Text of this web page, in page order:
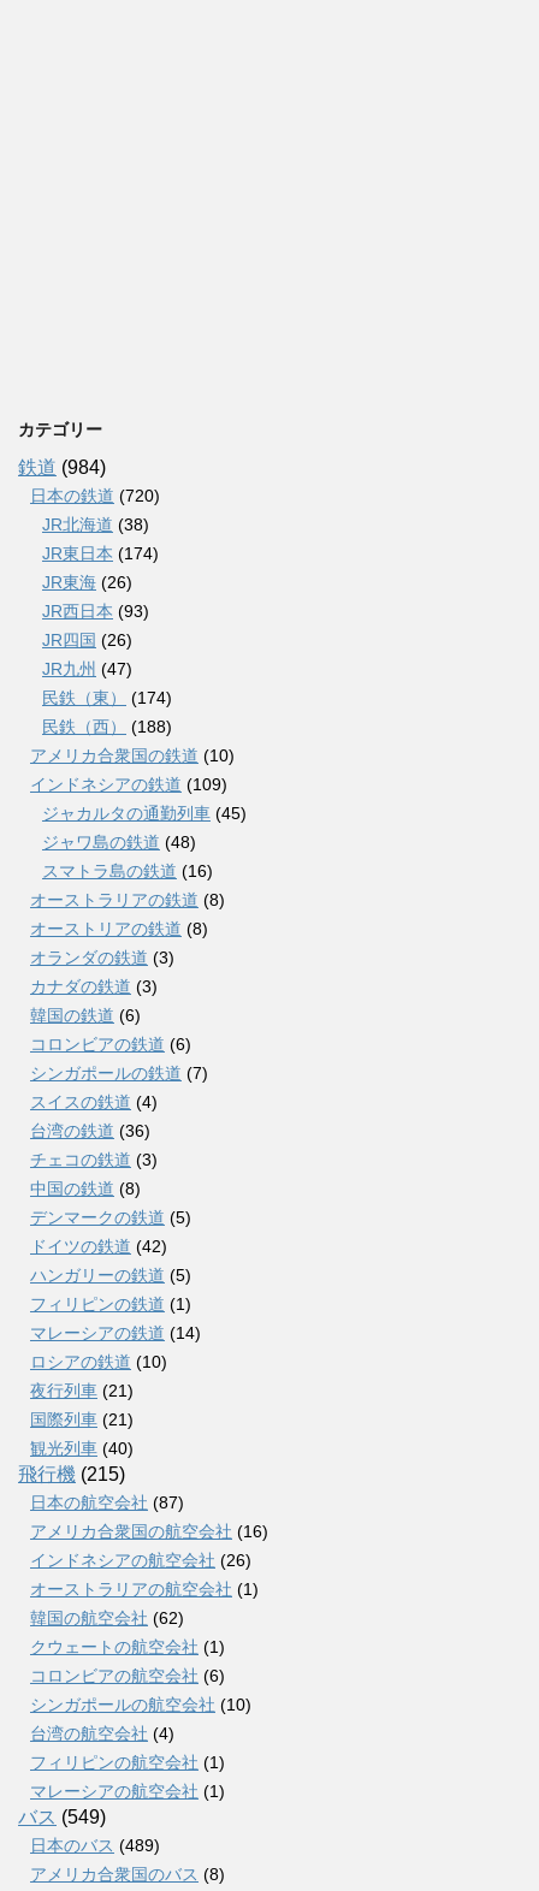
カテゴリー
鉄道 (984)
日本の鉄道 (720)
JR北海道 (38)
JR東日本 (174)
JR東海 (26)
JR西日本 (93)
JR四国 (26)
JR九州 (47)
民鉄（東）
(174)
民鉄（西）
(188)
アメリカ合衆国の鉄道 (10)
インドネシアの鉄道 (109)
ジャカルタの通勤列車 (45)
ジャワ島の鉄道 (48)
スマトラ島の鉄道 (16)
オーストラリアの鉄道 (8)
オーストリアの鉄道 (8)
オランダの鉄道 (3)
カナダの鉄道 (3)
韓国の鉄道 (6)
コロンビアの鉄道 (6)
シンガポールの鉄道 (7)
スイスの鉄道 (4)
台湾の鉄道 (36)
チェコの鉄道 (3)
中国の鉄道 (8)
デンマークの鉄道 (5)
ドイツの鉄道 (42)
ハンガリーの鉄道 (5)
フィリピンの鉄道 (1)
マレーシアの鉄道 (14)
ロシアの鉄道 (10)
夜行列車 (21)
国際列車 (21)
観光列車 (40)
飛行機 (215)
日本の航空会社 (87)
アメリカ合衆国の航空会社 (16)
インドネシアの航空会社 (26)
オーストラリアの航空会社 (1)
韓国の航空会社 (62)
クウェートの航空会社 (1)
コロンビアの航空会社 (6)
シンガポールの航空会社 (10)
台湾の航空会社 (4)
フィリピンの航空会社 (1)
マレーシアの航空会社 (1)
バス (549)
日本のバス (489)
アメリカ合衆国のバス (8)